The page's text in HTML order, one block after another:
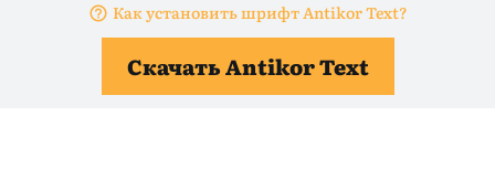
Как установить шрифт Antikor Text?
Скачать Antikor Text